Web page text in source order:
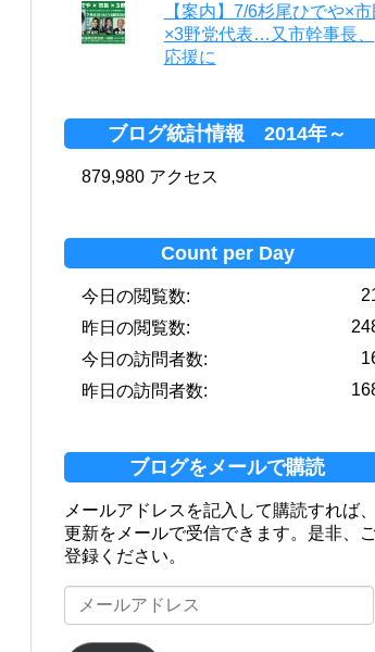
【案内】7/6杉尾ひでや×市
×3野党代表…又市幹事長、
応援に
ブログ統計情報 2014年～
879,980 アクセス
Count per Day
今日の閲覧数:
昨日の閲覧数:
今日の訪問者数:
昨日の訪問者数:
ブログをメールで購読
メールアドレスを記入して購読すれば、
更新をメールで受信できます。是非、
登録ください。
メ
ー